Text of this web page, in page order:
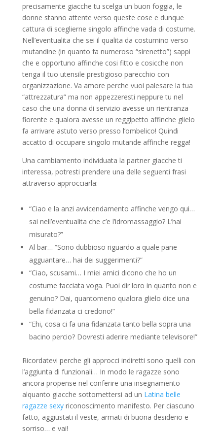
precisamente giacche tu scelga un buon foggia, le
donne stanno attente verso queste cose e dunque
cattura di sceglierne singolo affinche vada di costume.
Nell’eventualita che sei il qualita da costumino verso
mutandine (in quanto fa numeroso “sirenetto”) sappi
che e opportuno affinche cosi fitto e cosicche non
tenga il tuo utensile prestigioso parecchio con
organizzazione. Va amore perche vuoi palesare la tua
“attrezzatura” ma non appezzeresti neppure tu nel
caso che una donna di servizio avesse un rientranza
fiorente e qualora avesse un reggipetto affinche glielo
fa arrivare astuto verso presso l’ombelico! Quindi
accatto di occupare singolo mutande affinche regga!
Una cambiamento individuata la partner giacche ti
interessa, potresti prendere una delle seguenti frasi
attraverso approcciarla:
“Ciao e la anzi avvicendamento affinche vengo qui…
sai nell’eventualita che c’e l’idromassaggio? L’hai
misurato?”
Al bar… “Sono dubbioso riguardo a quale pane
agguantare… hai dei suggerimenti?”
“Ciao, scusami… I miei amici dicono che ho un
costume facciata voga. Puoi dir loro in quanto non e
genuino? Dai, quantomeno qualora glielo dice una
bella fidanzata ci credono!”
“Ehi, cosa ci fa una fidanzata tanto bella sopra una
bacino percio? Dovresti aderire mediante televisore!”
Ricordatevi perche gli approcci indiretti sono quelli con
l’aggiunta di funzionali… In modo le ragazze sono
ancora propense nel conferire una insegnamento
alquanto giacche sottomettersi ad un Latina belle
ragazze sexyriconoscimento manifesto. Per ciascuno
fatto, aggiustati il veste, armati di buona desiderio e
sorriso… e vai!